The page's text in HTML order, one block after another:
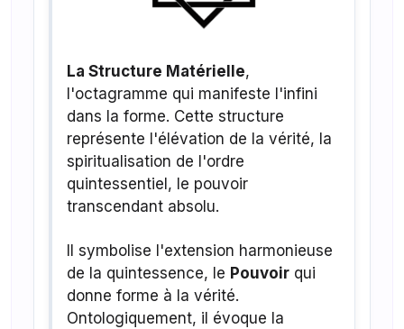
La Structure Matérielle,
l'octagramme qui manifeste l'infini
dans la forme. Cette structure
représente l'élévation de la vérité, la
spiritualisation de l'ordre
quintessentiel, le pouvoir
transcendant absolu.
Il symbolise l'extension harmonieuse
de la quintessence, le Pouvoir qui
donne forme à la vérité.
Ontologiquement, il évoque la